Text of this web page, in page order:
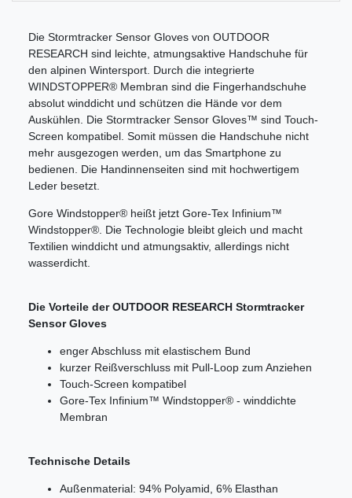
Die Stormtracker Sensor Gloves von OUTDOOR
RESEARCH sind leichte, atmungsaktive Handschuhe für
den alpinen Wintersport. Durch die integrierte
WINDSTOPPER® Membran sind die Fingerhandschuhe
absolut winddicht und schützen die Hände vor dem
Auskühlen. Die Stormtracker Sensor Gloves™ sind Touch-
Screen kompatibel. Somit müssen die Handschuhe nicht
mehr ausgezogen werden, um das Smartphone zu
bedienen. Die Handinnenseiten sind mit hochwertigem
Leder besetzt.
Gore Windstopper® heißt jetzt Gore-Tex Infinium™
Windstopper®. Die Technologie bleibt gleich und macht
Textilien winddicht und atmungsaktiv, allerdings nicht
wasserdicht.
Die Vorteile der OUTDOOR RESEARCH Stormtracker
Sensor Gloves
enger Abschluss mit elastischem Bund
kurzer Reißverschluss mit Pull-Loop zum Anziehen
Touch-Screen kompatibel
Gore-Tex Infinium™ Windstopper® - winddichte
Membran
Technische Details
Außenmaterial: 94% Polyamid, 6% Elasthan